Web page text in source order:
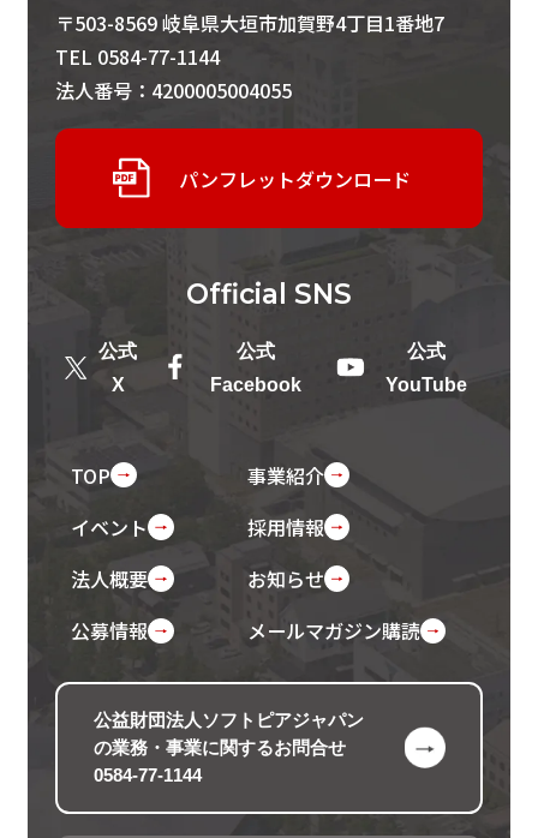
〒503-8569 岐阜県大垣市加賀野4丁目1番地7
TEL 0584-77-1144
法人番号：4200005004055
パンフレットダウンロード
Official SNS
公式
X
公式
Facebook
公式
YouTube
TOP
事業紹介
イベント
採用情報
法人概要
お知らせ
公募情報
メールマガジン購読
公益財団法人ソフトピアジャパン
の業務・事業に関するお問合せ
0584-77-1144